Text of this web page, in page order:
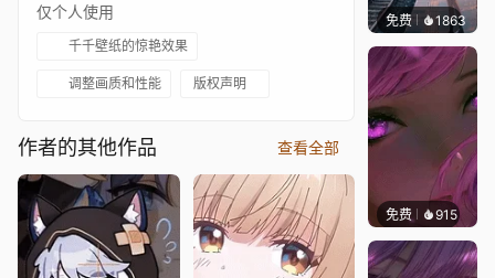
仅个人使用
千千壁纸的惊艳效果
调整画质和性能 版权声明
作者的其他作品 查看全部
免费 1863辰东
免费 915辰东